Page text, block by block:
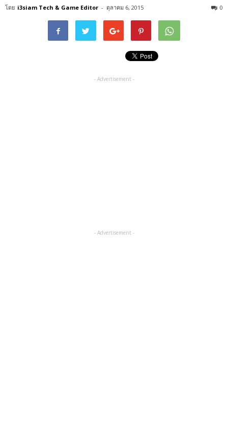
โดย i3siam Tech & Game Editor - ตุลาคม 6, 2015 0
- Advertisement -
- Advertisement -